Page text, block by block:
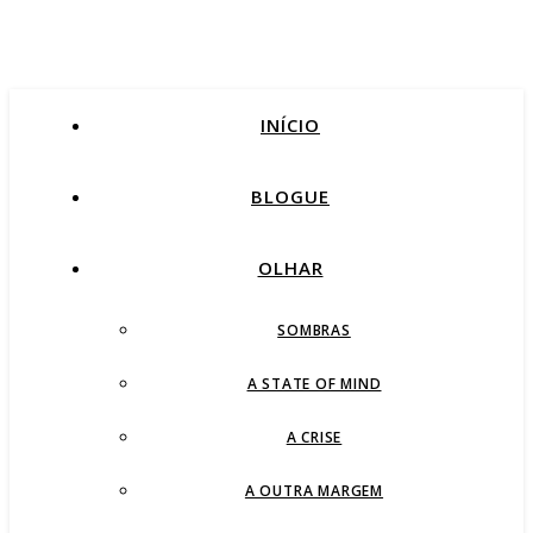
INÍCIO
BLOGUE
OLHAR
SOMBRAS
A STATE OF MIND
A CRISE
A OUTRA MARGEM